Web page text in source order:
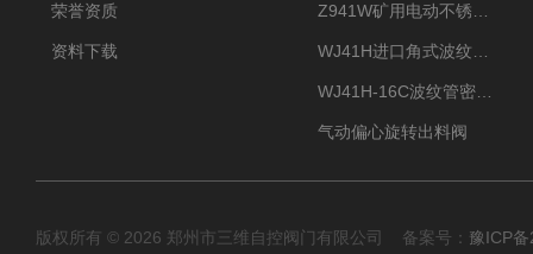
荣誉资质
资料下载
气动偏心旋转出料阀
版权所有 © 2026 郑州市三维自控阀门有限公司 备案号： 豫ICP